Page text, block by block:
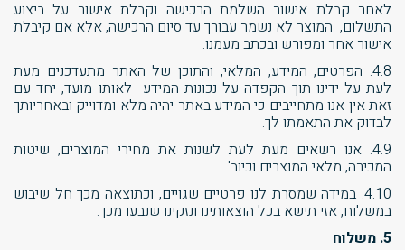
לאחר קבלת אישור השלמת הרכישה וקבלת אישור על ביצוע
התשלום, המוצר לא נשמר עבורך עד סיום הרכישה, אלא אם קיבלת
אישור אחר ומפורש ובכתב מעמנו.
4.8. הפרטים, המידע, המלאי, והתוכן של האתר מתעדכנים מעת
לעת על ידינו תוך הקפדה על נכונות המידע לאותו מועד, יחד עם
זאת אין אנו מתחייבים כי המידע באתר יהיה מלא ומדוייק ובאחריותך
לבדוק את התאמתו לך.
4.9. אנו רשאים מעת לעת לשנות את מחירי המוצרים, שיטות
המכירה, מלאי המוצרים וכיוב'.
4.10. במידה שמסרת לנו פרטיים שגויים, וכתוצאה מכך חל שיבוש
במשלוח, אזי תישא בכל הוצאותינו ונזקינו שנבעו מכך.
5. משלוח